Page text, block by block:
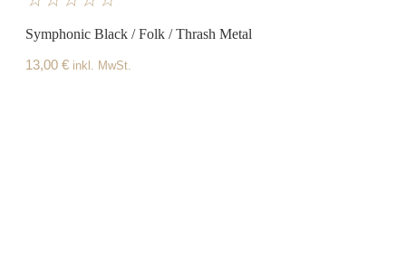
Symphonic Black / Folk / Thrash Metal
13,00 € inkl. MwSt.